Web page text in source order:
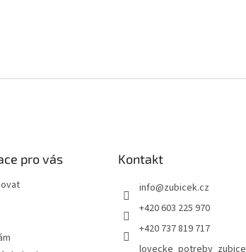
pro vás Kontakt
info@zubicek.cz
+420 603 225 970
+420 737 819 717
lovecke_potreby_zubice